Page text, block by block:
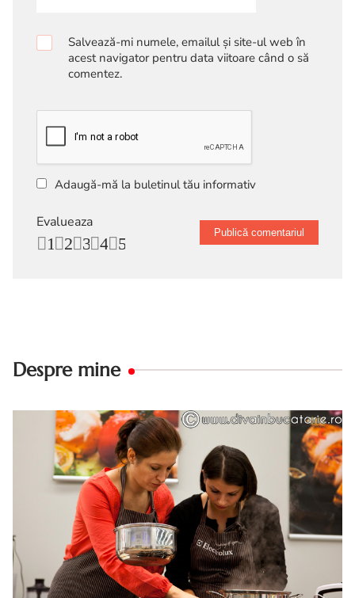
Salvează-mi numele, emailul și site-ul web în
acest navigator pentru data viitoare când o să
comentez.
Adaugă-mă la buletinul tău informativ
Evalueaza
5
4
3
2
1
Despre mine